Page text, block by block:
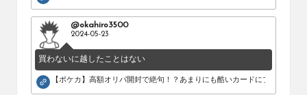
@okahiro3500
2024-05-23
買わないに越したことはない
【ポケカ】高額オリパ開封で絶句！？あまりにも酷いカードにブチギレ。